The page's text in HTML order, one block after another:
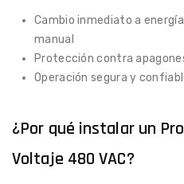
Cambio inmediato a
manual
Protección contra
Operación segura y
¿Por qué instalar un
Voltaje 480 VAC?